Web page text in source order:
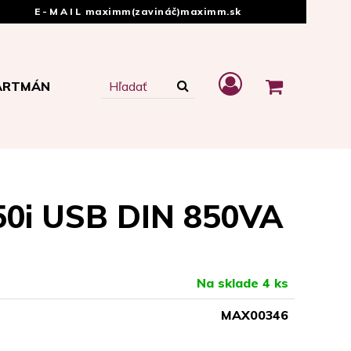
E-MAIL maximm(zavináč)maximm.sk
USB DIN 850VA
Na sklade 4 ks
MAX00346